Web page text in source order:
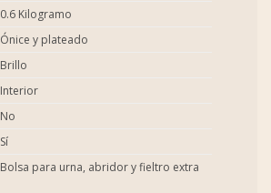
0.6 Kilogramo
Ónice y plateado
Brillo
Interior
No
Sí
Bolsa para urna, abridor y fieltro extra